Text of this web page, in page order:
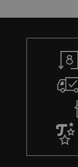
i
e
a
h
m
n